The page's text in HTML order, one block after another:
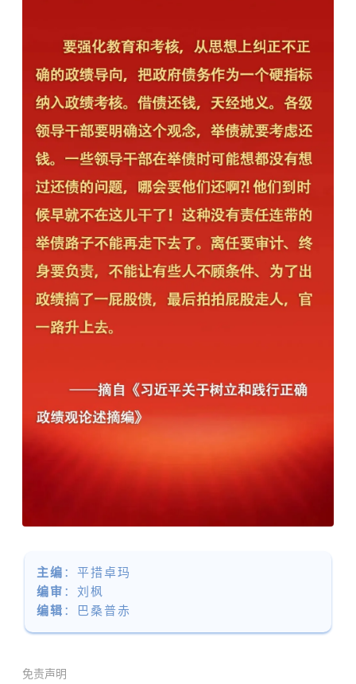
主编 ：平措卓玛
编审 ：刘枫
编辑 ：巴桑普赤
免责声明